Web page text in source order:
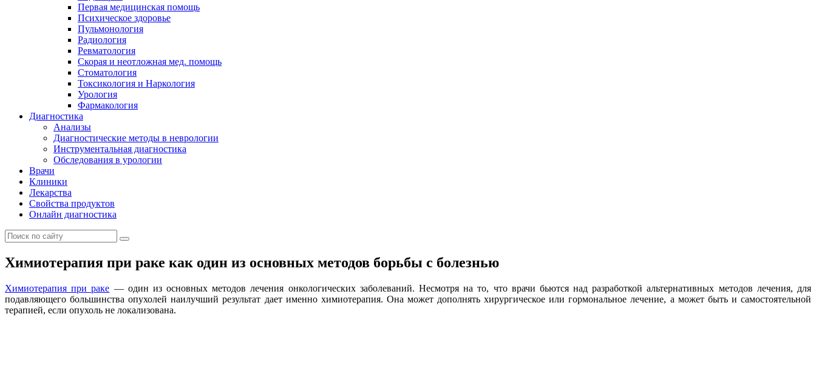
Первая медицинская помощь
Психическое здоровье
Пульмонология
Радиология
Ревматология
Скорая и неотложная мед. помощь
Стоматология
Токсикология и Наркология
Урология
Фармакология
Диагностика
Анализы
Диагностические методы в неврологии
Инструментальная диагностика
Обследования в урологии
Врачи
Клиники
Лекарства
Свойства продуктов
Онлайн диагностика
Химиотерапия при раке как один из основных методов борьбы с болезнью
Химиотерапия при раке — один из основных методов лечения онкологических заболеваний. Несмотря на то, что врачи бьются над разработкой альтернативных методов лечения, для
подавляющего большинства опухолей наилучший результат дает именно химиотерапия. Она может дополнять хирургическое или гормональное лечение, а может быть и самостоятельной
терапией, если опухоль не локализована.